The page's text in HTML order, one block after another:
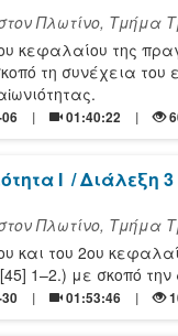
Πλωτίνο, Τμήμα
κεφαλαίου της
τη συνέχεια
01:40:22
Ι / Διάλεξη 3
Πλωτίνο, Τμήμα
και του 2ου
[45] 1–2.) με σκοπό
01:53:46